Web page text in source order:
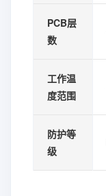
PCB层
数
工作温
度范围
防护等
级